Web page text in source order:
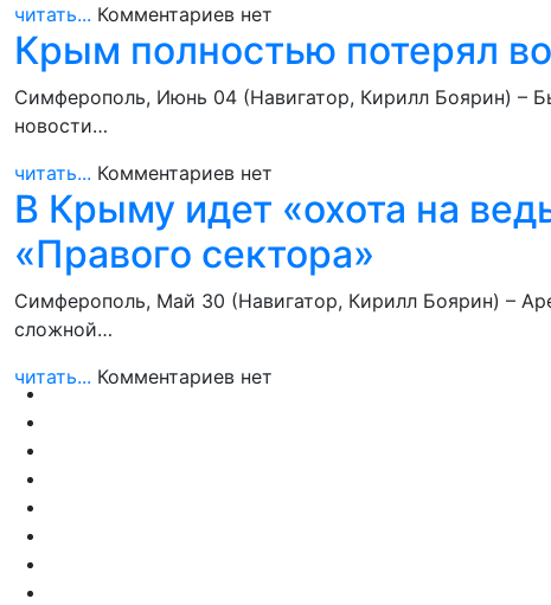
читать... Комментариев нет
Крым полностью потерял
Симферополь, Июнь 04 (Навигатор, Кирилл Боярин) –
новости…
читать... Комментариев нет
В Крыму идет «охота на
«Правого сектора»
Симферополь, Май 30 (Навигатор, Кирилл Боярин) –
сложной…
читать... Комментариев нет